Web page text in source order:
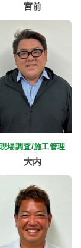
宮前
現場調査/施工管理
大内